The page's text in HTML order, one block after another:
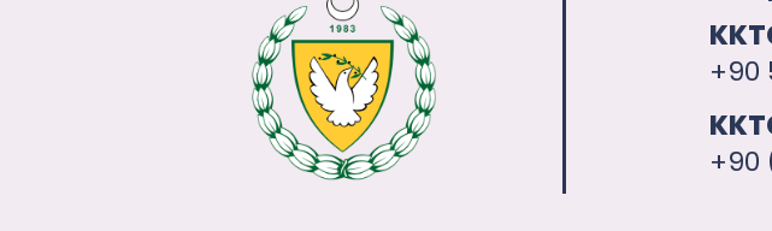
+90
+90